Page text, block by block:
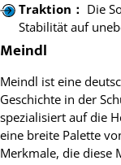
Traktion： Die
Stabilität auf
Meindl
Meindl ist eine
Geschichte in der
spezialisiert auf die
eine breite Palette
Merkmale, die diese